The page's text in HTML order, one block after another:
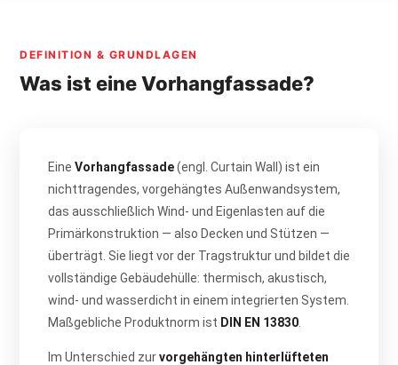
DEFINITION & GRUNDLAGEN
Was ist eine Vorhangfassade?
Eine Vorhangfassade(engl. Curtain Wall) ist ein
nichttragendes, vorgehängtes Außenwandsystem,
das ausschließlich Wind- und Eigenlasten auf die
Primärkonstruktion — also Decken und Stützen —
überträgt. Sie liegt vor der Tragstruktur und bildet die
vollständige Gebäudehülle: thermisch, akustisch,
wind- und wasserdicht in einem integrierten System.
Maßgebliche Produktnorm ist DIN EN 13830
Im Unterschied zurvorgehängten hinterlüfteten